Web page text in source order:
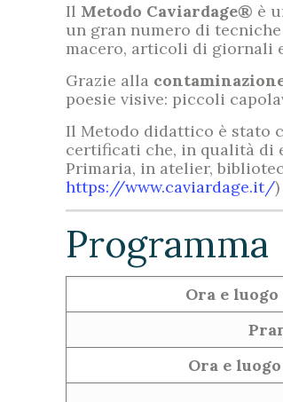
Il Metodo Caviardage® è
un gran numero di
macero, articoli di giornali
Grazie alla
poesie visive: piccoli
Il Metodo didattico è stato
certificati che, in qualità di
Primaria, in atelier,
https://www.caviardage.it/)
Programma
Ora e
Ora e